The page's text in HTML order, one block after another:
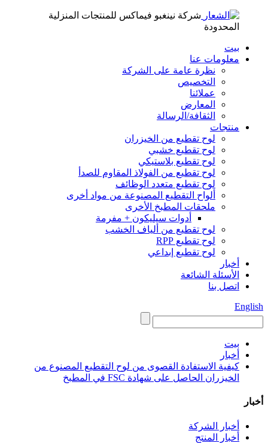
شركة نينغبو فيماكس للمنتجات المنزلية
المحدودة
بيت
معلومات عنا
نظرة عامة على الشركة
التخصيص
عملائنا
المعارض
الثقافة/الرسالة
منتجات
لوح تقطيع من الخيزران
لوح تقطيع خشبي
لوح تقطيع بلاستيكي
لوح تقطيع من الفولاذ المقاوم للصدأ
لوح تقطيع متعدد الوظائف
ألواح التقطيع المصنوعة من مواد أخرى
ملحقات المطبخ الأخرى
أدوات سيليكون + مفرمة
لوح تقطيع من ألياف الخشب
لوح تقطيع RPP
لوح تقطيع إبداعي
أخبار
الأسئلة الشائعة
اتصل بنا
English
بيت
أخبار
كيفية الاستفادة القصوى من لوح التقطيع المصنوع من
الخيزران الحاصل على شهادة FSC في المطبخ
أخبار
أخبار الشركة
أخبار المنتج